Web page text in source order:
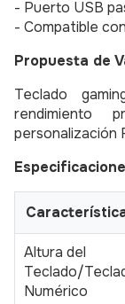
- Puerto USB
- Compatible
Propuesta de
Teclado
rendimiento
personalización
Altura del
Teclado/
Numérico